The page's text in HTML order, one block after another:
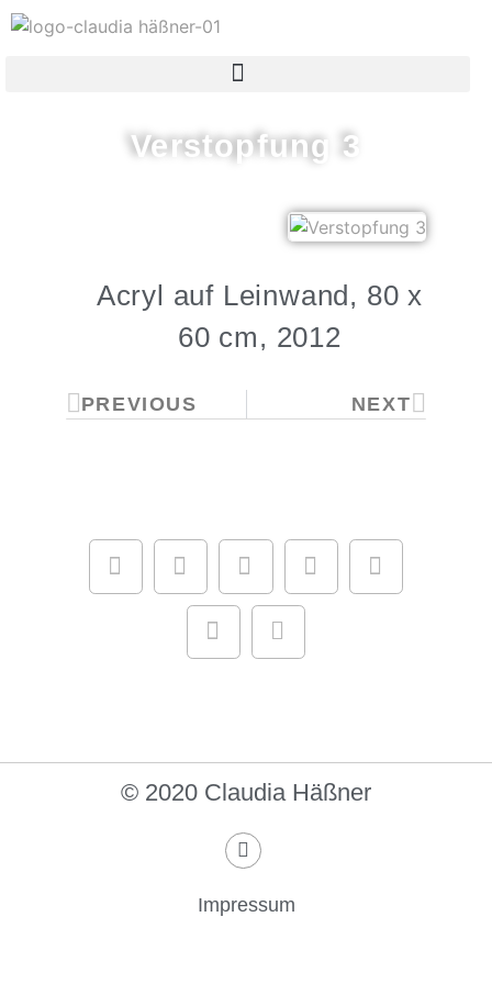
Verstopfung 3
Acryl auf Leinwand, 80 x
60 cm, 2012
PREVIOUS NEXT
© 2020 Claudia Häßner
Impressum